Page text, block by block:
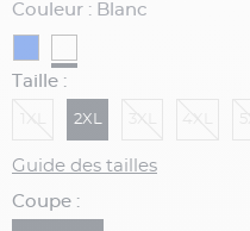
Couleur : Blanc
Taille :
2XL
Guide des tailles
Coupe :